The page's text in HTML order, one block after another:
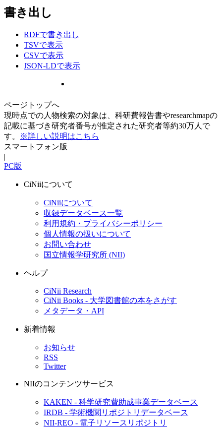
書き出し
RDFで書き出し
TSVで表示
CSVで表示
JSON-LDで表示
ページトップへ
現時点での人物検索の対象は、科研費報告書やresearchmapの
記載に基づき研究者番号が推定された研究者等約30万人で
す。
※詳しい説明はこちら
スマートフォン版
|
PC版
CiNiiについて
CiNiiについて
収録データベース一覧
利用規約・プライバシーポリシー
個人情報の扱いについて
お問い合わせ
国立情報学研究所 (NII)
ヘルプ
CiNii Research
CiNii Books - 大学図書館の本をさがす
メタデータ・API
新着情報
お知らせ
RSS
Twitter
NIIのコンテンツサービス
KAKEN - 科学研究費助成事業データベース
IRDB - 学術機関リポジトリデータベース
NII-REO - 電子リソースリポジトリ